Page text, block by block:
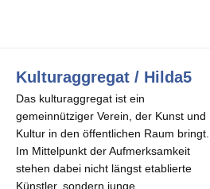
Kulturaggregat / Hilda5
Das kulturaggregat ist ein
gemeinnütziger Verein, der Kunst und
Kultur in den öffentlichen Raum bringt.
Im Mittelpunkt der Aufmerksamkeit
stehen dabei nicht längst etablierte
Künstler, sondern junge